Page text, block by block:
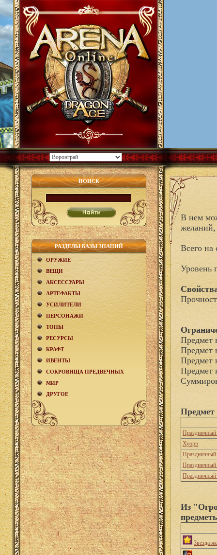
ПОИСК
РАЗДЕЛЫ БАЗЫ ЗНАНИЙ
ОРУЖИЕ
ВЕЩИ
АКCЕСCУАРЫ
АРТЕФАКТЫ
УСИЛИТЕЛИ
ПЕРСОНАЖИ
ТОПЫ
РЕСУРСЫ
КРАФТ
ИВЕНТЫ
СОКРОВИЩА ПРЕДВЕЧНЫХ
МИР
ДРУГОЕ
В нем
желаний,
Всего на
Уровень
Предмет
Предмет
Предмет
Предмет
Праздничный
Хуорн
Праздничный
Праздничный
Праздничный
Из
Звезда